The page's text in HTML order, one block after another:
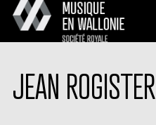
JEAN ROGISTER